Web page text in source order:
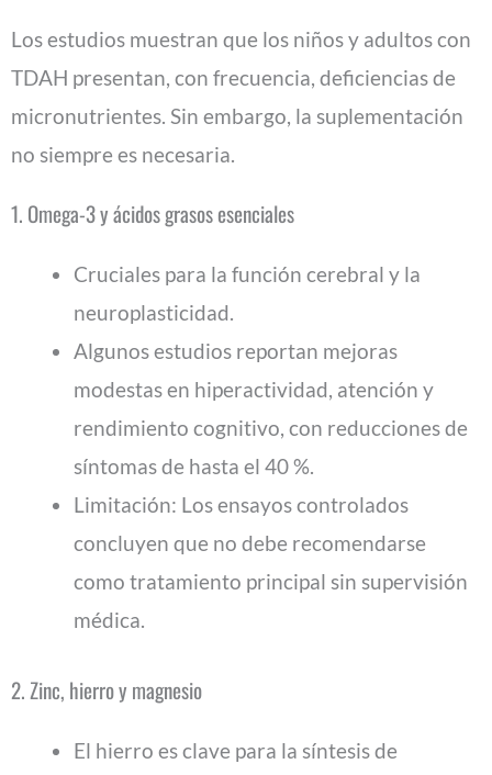
Los estudios muestran que los niños y adultos con
TDAH presentan, con frecuencia, deficiencias de
micronutrientes. Sin embargo, la suplementación
no siempre es necesaria.
1. Omega-3 y ácidos grasos esenciales
Cruciales para la función cerebral y la
neuroplasticidad.
Algunos estudios reportan mejoras
modestas en hiperactividad, atención y
rendimiento cognitivo, con reducciones de
síntomas de hasta el 40 %.
Limitación: Los ensayos controlados
concluyen que no debe recomendarse
como tratamiento principal sin supervisión
médica.
2. Zinc, hierro y magnesio
El hierro es clave para la síntesis de